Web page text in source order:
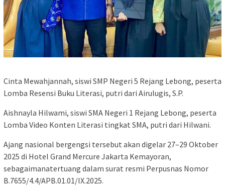
Cinta Mewahjannah, siswi SMP Negeri 5 Rejang Lebong, peserta
Lomba Resensi Buku Literasi, putri dari Airulugis, S.P.
Aishnayla Hilwami, siswi SMA Negeri 1 Rejang Lebong, peserta
Lomba Video Konten Literasi tingkat SMA, putri dari Hilwani.
Ajang nasional bergengsi tersebut akan digelar 27–29 Oktober
2025 di Hotel Grand Mercure Jakarta Kemayoran,
sebagaimanatertuang dalam surat resmi Perpusnas Nomor
B.7655/4.4/APB.01.01/IX.2025.